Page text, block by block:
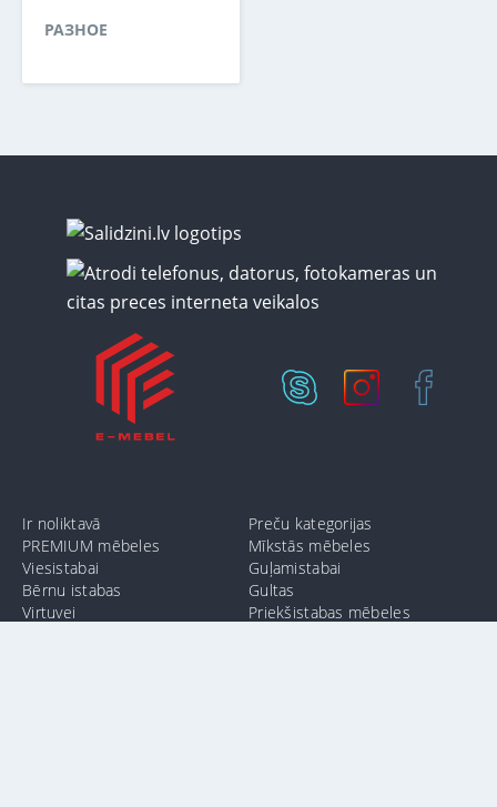
РАЗНОЕ
Ir noliktavā
Preču kategorijas
PREMIUM mēbeles
Mīkstās mēbeles
Viesistabai
Guļamistabai
Bērnu istabas
Gultas
Virtuvei
Priekšistabas mēbeles